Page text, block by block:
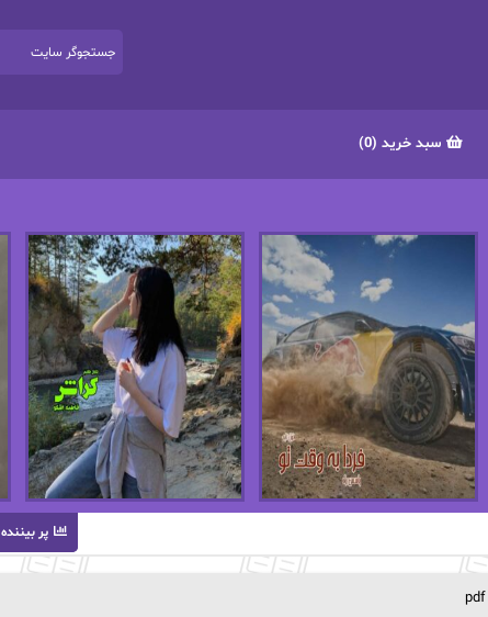
سبد خرید (0)
پر بیننده